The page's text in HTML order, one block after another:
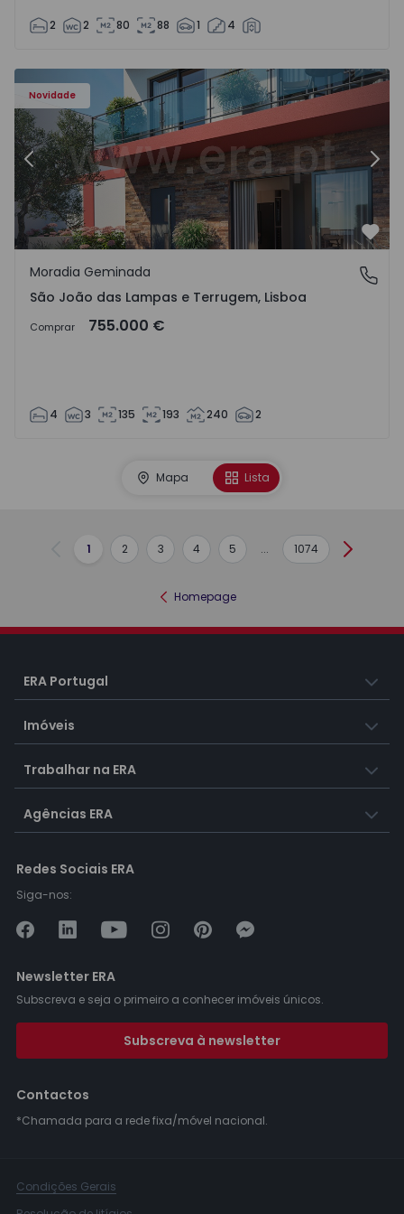
2 2 80 88 1 4
Novidade
Anterior
São João das Lampas e Terrugem, Lisboa
Moradia Geminada
São João das Lampas e Terrugem, Lisboa
Comprar 755.000 €
4 3 135 193 240 2
Mapa Lista
Anterior
1 2 3 4 5 ... 1074
Homepage
ERA Portugal
Imóveis
Trabalhar na ERA
Agências ERA
Redes Sociais ERA
Siga-nos:
Newsletter ERA
Subscreva e seja o primeiro a conhecer imóveis únicos.
Subscreva à newsletter
Contactos
*Chamada para a rede fixa/móvel nacional.
Condições Gerais